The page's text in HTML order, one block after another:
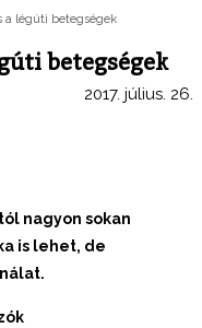
a légúti betegségek
betegségek
2017. július. 26.
nagyon sokan
is lehet, de